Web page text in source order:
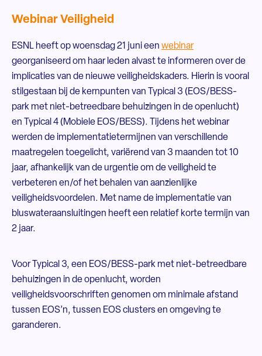
Webinar Veiligheid
ESNL heeft op woensdag 21 juni een webinar
georganiseerd om haar leden alvast te informeren over de
implicaties van de nieuwe veiligheidskaders. Hierin is vooral
stilgestaan bij de kernpunten van Typical 3 (EOS/BESS-
park met niet-betreedbare behuizingen in de openlucht)
en Typical 4 (Mobiele EOS/BESS). Tijdens het webinar
werden de implementatietermijnen van verschillende
maatregelen toegelicht, variërend van 3 maanden tot 10
jaar, afhankelijk van de urgentie om de veiligheid te
verbeteren en/of het behalen van aanzienlijke
veiligheidsvoordelen. Met name de implementatie van
bluswateraansluitingen heeft een relatief korte termijn van
2 jaar.
Voor Typical 3, een EOS/BESS-park met niet-betreedbare
behuizingen in de openlucht, worden
veiligheidsvoorschriften genomen om minimale afstand
tussen EOS’n, tussen EOS clusters en omgeving te
garanderen.